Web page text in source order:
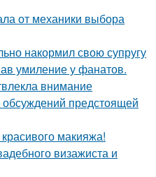
от механики выбора
накормил свою супругу
умиление у фанатов.
внимание
обсуждений предстоящей
макияжа!
визажиста и